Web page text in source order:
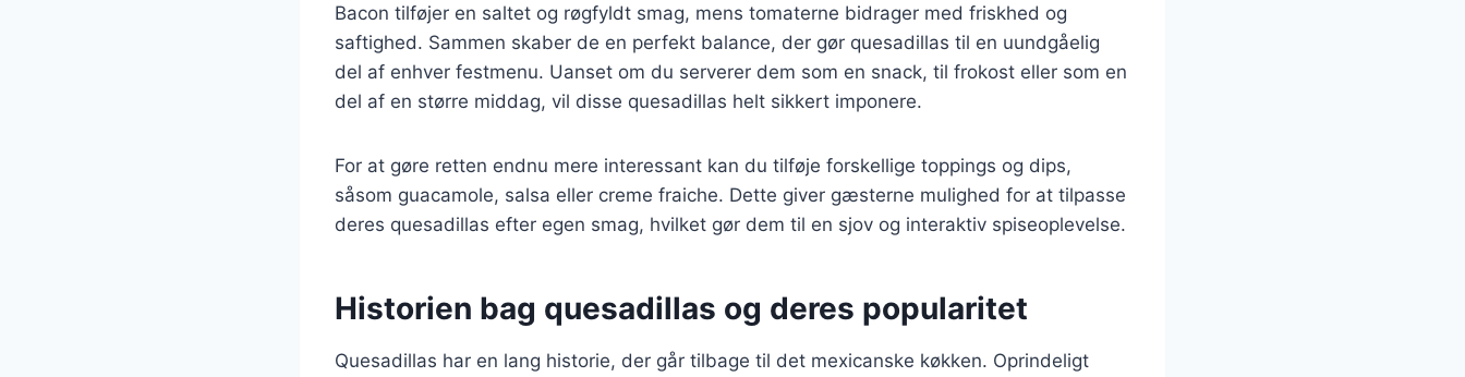
Bacon tilføjer en saltet og røgfyldt smag, mens tomaterne bidrager med friskhed og
saftighed. Sammen skaber de en perfekt balance, der gør quesadillas til en uundgåelig
del af enhver festmenu. Uanset om du serverer dem som en snack, til frokost eller som en
del af en større middag, vil disse quesadillas helt sikkert imponere.
For at gøre retten endnu mere interessant kan du tilføje forskellige toppings og dips,
såsom guacamole, salsa eller creme fraiche. Dette giver gæsterne mulighed for at tilpasse
deres quesadillas efter egen smag, hvilket gør dem til en sjov og interaktiv spiseoplevelse.
Historien bag quesadillas og deres popularitet
Quesadillas har en lang historie, der går tilbage til det mexicanske køkken. Oprindeligt